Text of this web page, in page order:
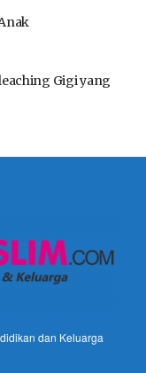
Gigi yang
dan Keluarga